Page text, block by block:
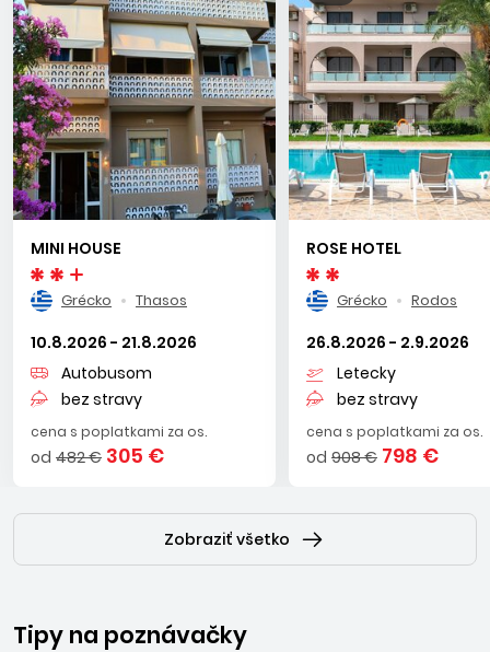
MINI HOUSE
Grécko Thasos
10.8.2026 - 21.8.2026
Autobusom
bez stravy
cena s poplatkami za os.
od 482 € 305 €
ROSE HOTEL
Grécko Rodos
26.8.2026 - 2.9.2026
Letecky
bez stravy
cena s poplatkami za os.
od 908 € 798 €
Zobraziť všetko
Tipy na poznávačky